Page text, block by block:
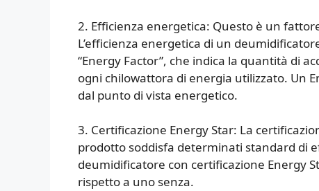
2. Efficienza energetica: Questo è un
L’efficienza energetica di un
“Energy Factor”, che indica la quantità di
ogni chilowattora di energia utilizzato. Un
dal punto di vista energetico.
3. Certificazione Energy Star: La
prodotto soddisfa determinati standard di
deumidificatore con certificazione Energy
rispetto a uno senza.